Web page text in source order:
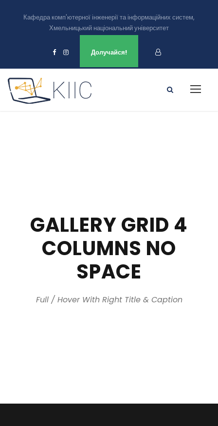
Кафедра комп'ютерної інженерії та інформаційних систем,
Хмельницький національний університет
Долучайся!
GALLERY GRID 4
COLUMNS NO
SPACE
Full / Hover With Right Title & Caption